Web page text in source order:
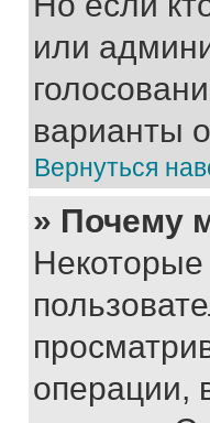
или
варианты
Вернуться
» Почему
операции,